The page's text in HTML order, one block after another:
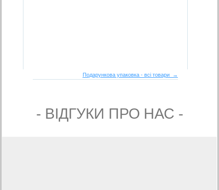
Подарункова упаковка - всі товари →
- ВIДГУКИ ПРО НАС -